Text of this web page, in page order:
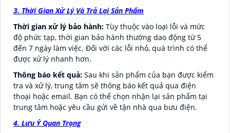
3. Thời Gian Xử Lý Và Trả Lại Sản Phẩm
Thời gian xử lý bảo hành: Tùy thuộc vào loại lỗi và mức
độ phức tạp, thời gian bảo hành thường dao động từ 5
đến 7 ngày làm việc. Đối với các lỗi nhỏ, quá trình có thể
được xử lý nhanh hơn.
Thông báo kết quả: Sau khi sản phẩm của bạn được kiểm
tra và xử lý, trung tâm sẽ thông báo kết quả qua điện
thoại hoặc email. Bạn có thể chọn nhận lại sản phẩm tại
trung tâm hoặc yêu cầu gửi về tận nhà qua bưu điện.
4. Lưu Ý Quan Trọng